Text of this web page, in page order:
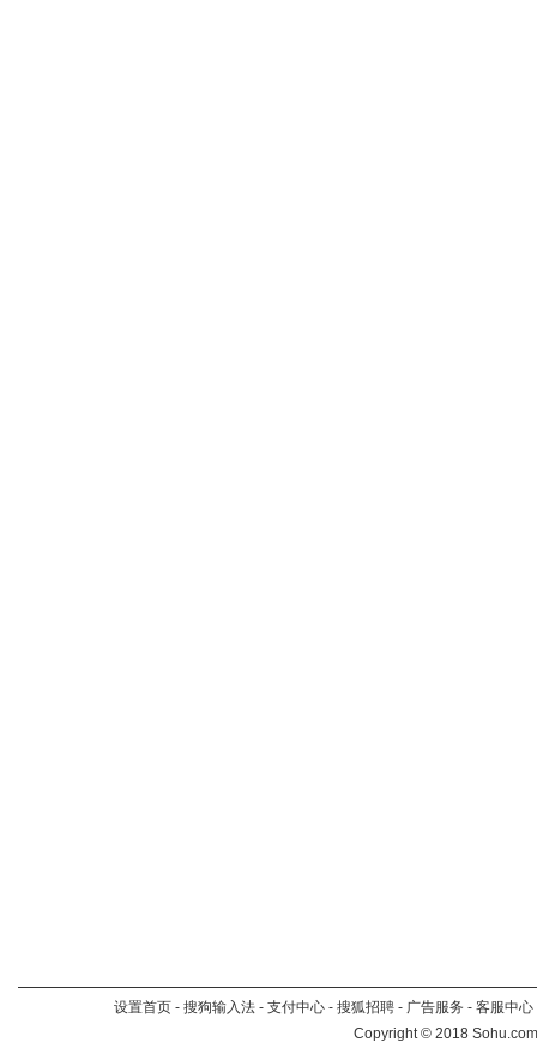
设置首页 - 搜狗输入法 - 支付中心 - 搜狐招聘 - 广告服务 - 客服中心
Copyright©2018